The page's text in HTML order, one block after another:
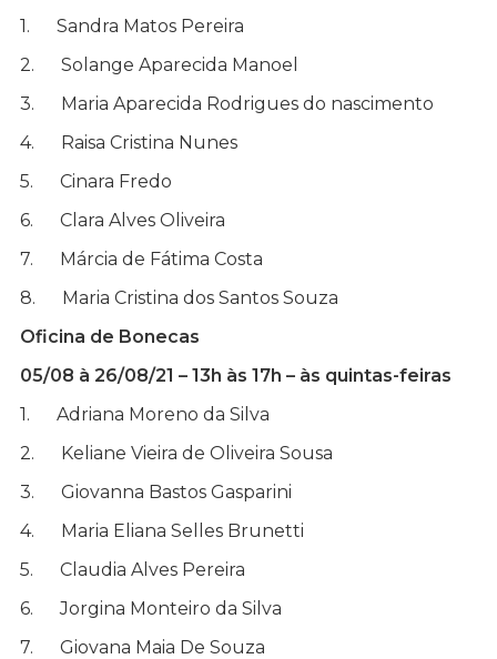
1. Sandra Matos Pereira
2. Solange Aparecida Manoel
3. Maria Aparecida Rodrigues do nascimento
4. Raisa Cristina Nunes
5. Cinara Fredo
6. Clara Alves Oliveira
7. Márcia de Fátima Costa
8. Maria Cristina dos Santos Souza
Oficina de Bonecas
05/08 à 26/08/21 – 13h às 17h – às quintas-feiras
1. Adriana Moreno da Silva
2. Keliane Vieira de Oliveira Sousa
3. Giovanna Bastos Gasparini
4. Maria Eliana Selles Brunetti
5. Claudia Alves Pereira
6. Jorgina Monteiro da Silva
7. Giovana Maia De Souza